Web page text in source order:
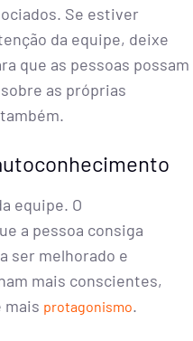
Se estiver
da equipe, deixe
que as pessoas possam
as próprias
equipe. O
a pessoa consiga
ser melhorado e
mais conscientes,
mais protagonismo.